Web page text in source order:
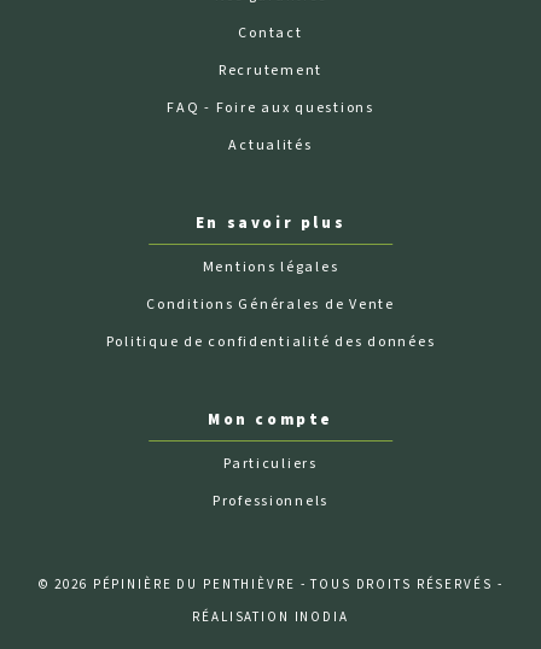
Contact
Recrutement
FAQ - Foire aux questions
Actualités
En savoir plus
Mentions légales
Conditions Générales de Vente
Politique de confidentialité des données
Mon compte
Particuliers
Professionnels
© 2026 PÉPINIÈRE DU PENTHIÈVRE - TOUS DROITS RÉSERVÉS -
RÉALISATION INODIA